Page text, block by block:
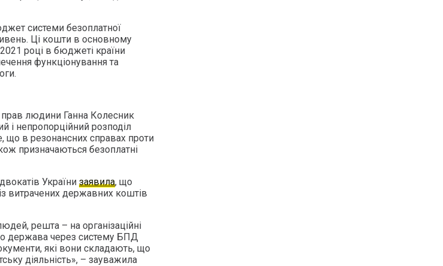
системи безоплатної
Ці кошти в основному
році в бюджеті країни
функціонування та
людини Ганна Колесник
і непропорційний розподіл
що в резонансних справах проти
призначаються безоплатні
України заявила, що
витрачених державних коштів
решта – на організаційні
держава через систему БПД
які вони складають, що
діяльність», – зауважила